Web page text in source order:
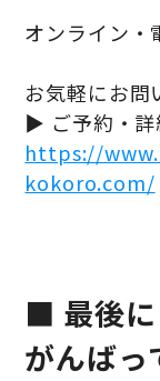
オンライン・
お気軽にお問
▶ ご予約・詳
https://
kokoro.com/
■ 最後に
がんばっ